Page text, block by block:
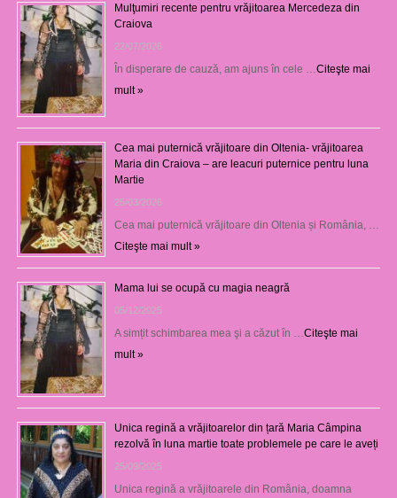
Mulţumiri recente pentru vrăjitoarea Mercedeza din
Craiova
22/07/2026
În disperare de cauză, am ajuns în cele … Citeşte mai
mult »
Cea mai puternică vrăjitoare din Oltenia- vrăjitoarea
Maria din Craiova – are leacuri puternice pentru luna
Martie
25/03/2026
Cea mai puternică vrăjitoare din Oltenia și România, …
Citeşte mai mult »
Mama lui se ocupă cu magia neagră
05/12/2025
A simțit schimbarea mea şi a căzut în … Citeşte mai
mult »
Unica regină a vrăjitoarelor din țară Maria Câmpina
rezolvă în luna martie toate problemele pe care le aveți
25/09/2025
Unica regină a vrăjitoarele din România, doamna